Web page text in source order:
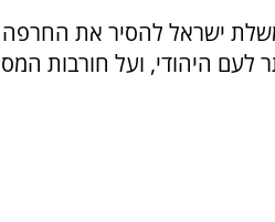
ישראל להסיר את
לעם היהודי, ועל חורבות